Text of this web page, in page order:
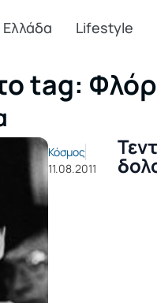
Ελλάδα Lifestyle
tag:
Κόσμος
11.08.2011